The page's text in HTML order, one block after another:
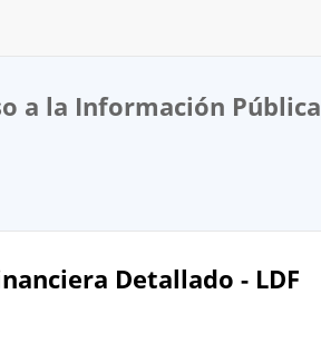
a la Información Pública
Detallado - LDF